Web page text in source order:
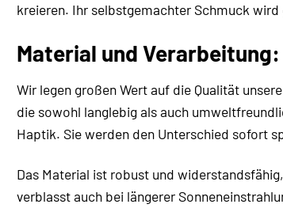
kreieren. Ihr selbstgemachter Schmuck
Material und
Wir legen großen Wert auf die Qualität
die sowohl langlebig als auch
Haptik. Sie werden den Unterschied sofort
Das Material ist robust und
verblasst auch bei längerer